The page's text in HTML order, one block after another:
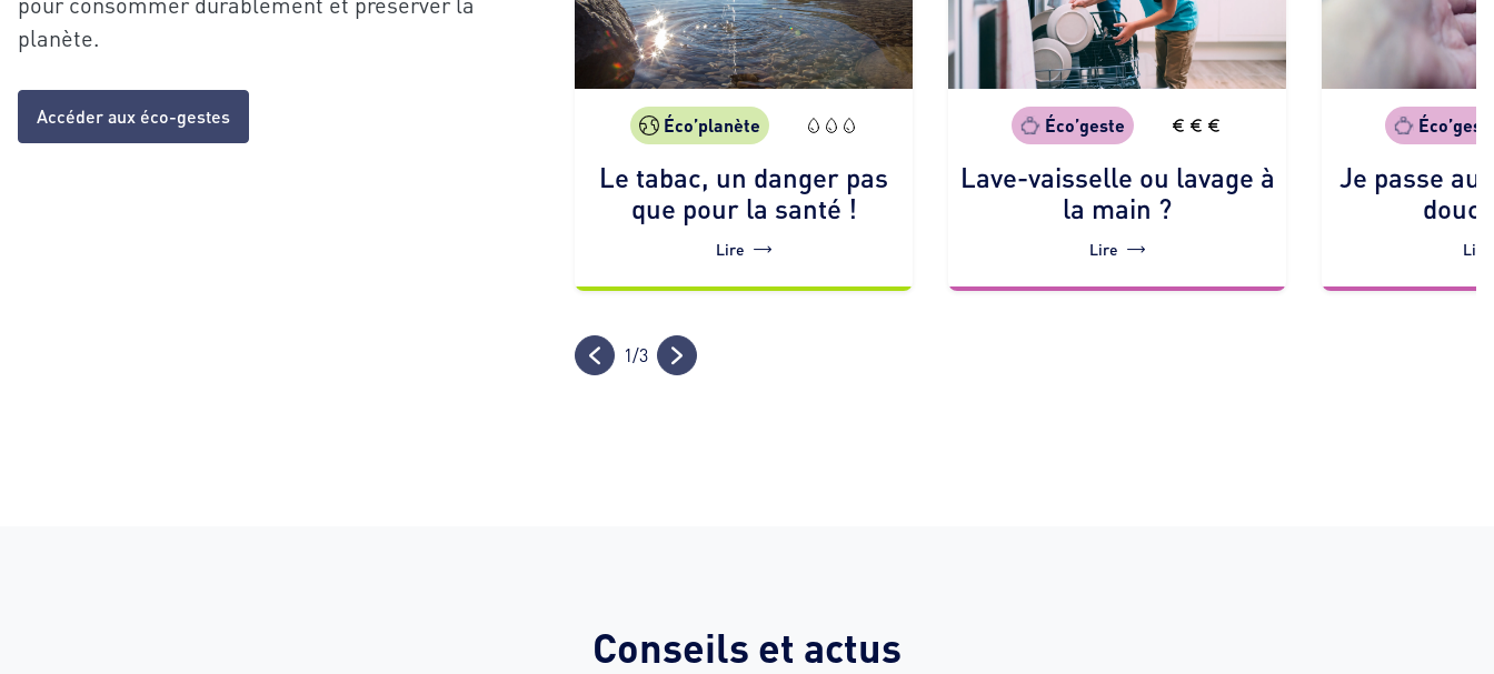
planète.
Accéder aux éco-gestes Éco’planète
Le tabac, un danger pas
que pour la santé !
Lire
Éco’geste
Lave-vaisselle ou lavage à
la main ?
Lire
Je passe au
Lire
1/3
Conseils et actus